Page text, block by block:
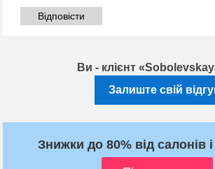
Відповісти
Ви - клієнт
Залиште свій
Знижки до 80% від салонів